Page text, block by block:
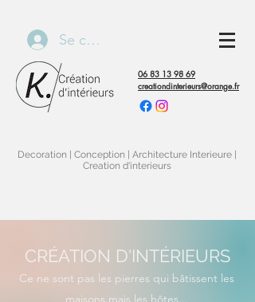
Se connecter
06 83 13 98 69
creationdinterieurs@orange.fr
Decoration | Conception | Architecture Interieure |
Creation d'interieurs
CRÉATION D'INTÉRIEURS
Ce ne sont pas les pierres qui bâtissent les
maisons mais les hôtes...